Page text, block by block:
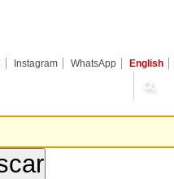
Instagram WhatsApp English